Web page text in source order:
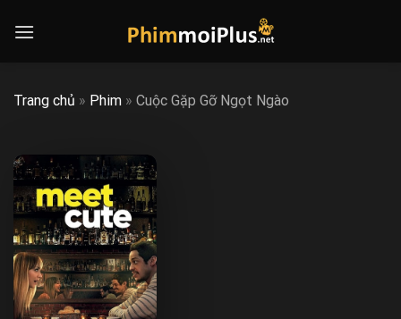
Trang chủ » Phim » Cuộc Gặp Gỡ Ngọt Ngào